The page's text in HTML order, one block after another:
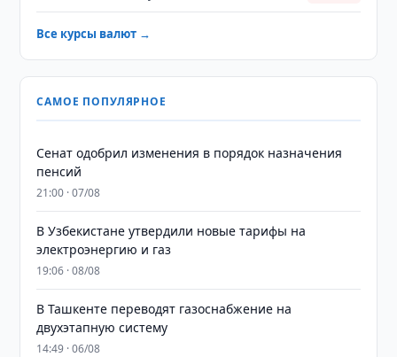
Все курсы валют →
САМОЕ ПОПУЛЯРНОЕ
Сенат одобрил изменения в порядок назначения
пенсий
21:00 · 07/08
В Узбекистане утвердили новые тарифы на
электроэнергию и газ
19:06 · 08/08
В Ташкенте переводят газоснабжение на
двухэтапную систему
14:49 · 06/08